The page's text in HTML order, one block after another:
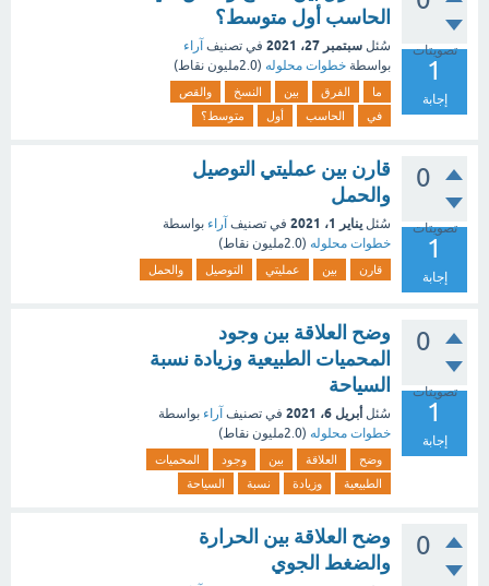
تصويتات
1
إجابة
الحاسب أول متوسط؟
سُئل سبتمبر 27، 2021 في تصنيف آراء
بواسطة خطوات محلوله (2.0مليون نقاط)
ما الفرق بين النسخ
والقص
في
الحاسب أول متوسط؟
0
تصويتات
1
إجابة
قارن بين عمليتي التوصيل
والحمل
سُئل يناير 1، 2021 في تصنيف آراء بواسطة
خطوات محلوله (2.0مليون نقاط)
قارن بين عمليتي التوصيل والحمل
0
تصويتات
1
إجابة
وضح العلاقة بين وجود
المحميات الطبيعية وزيادة نسبة
السياحة
سُئل أبريل 6، 2021 في تصنيف آراء بواسطة
خطوات محلوله (2.0مليون نقاط)
وضح العلاقة بين وجود
المحميات
الطبيعية
وزيادة نسبة السياحة
0
وضح العلاقة بين الحرارة
والضغط الجوي